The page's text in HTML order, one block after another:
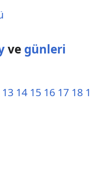
ve günleri
13 14 15 16 17 18